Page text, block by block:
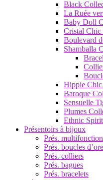
Black
La Ruée
Baby Doll
Cristal Chic
Boulevard
Shamballa
Hippie
Baroque
Sensuelle
Plumes
Ethnic Spirit
Présentoirs à bijoux
Prés.
Prés. boucles
Prés. colliers
Prés. bagues
Prés. bracelets